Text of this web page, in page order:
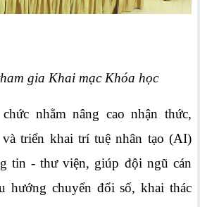
gia Khai mạc Khóa học
nhằm nâng cao nhận thức,
triển khai trí tuệ nhân tạo (AI)
tin - thư viện, giúp đội ngũ cán
hướng chuyển đổi số, khai thác